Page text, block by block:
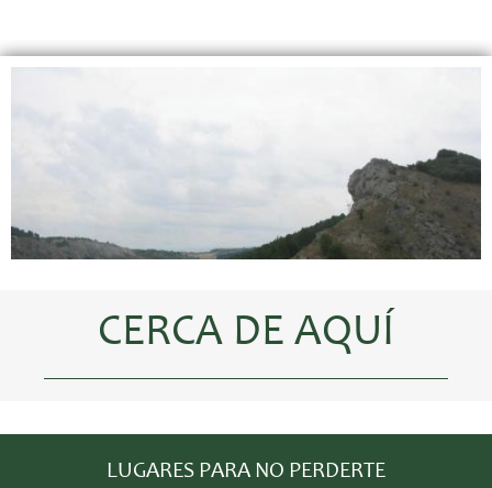
CERCA DE AQUÍ
LUGARES PARA NO PERDERTE